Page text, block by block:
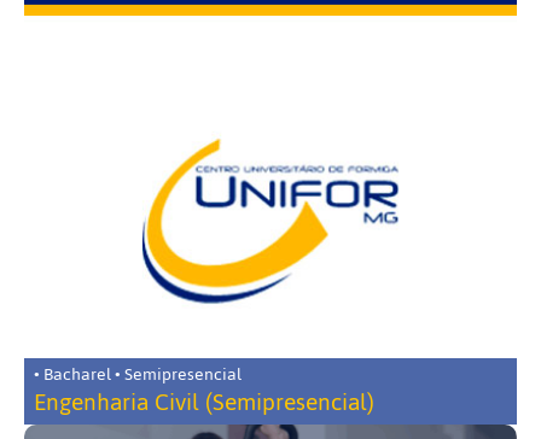
• Bacharel • Semipresencial
Engenharia Civil (Semipresencial)